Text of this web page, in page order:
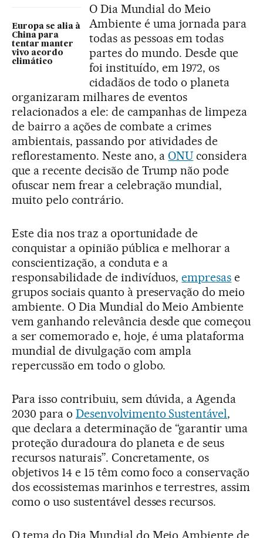
Europa se alia à
China para
tentar manter
vivo acordo
climático
O Dia Mundial do Meio
Ambiente é uma jornada para
todas as pessoas em todas
partes do mundo. Desde que
foi instituído, em 1972, os
cidadãos de todo o planeta
organizaram milhares de eventos
relacionados a ele: de campanhas de limpeza
de bairro a ações de combate a crimes
ambientais, passando por atividades de
reflorestamento. Neste ano, a ONU considera
que a recente decisão de Trump não pode
ofuscar nem frear a celebração mundial,
muito pelo contrário.
Este dia nos traz a oportunidade de
conquistar a opinião pública e melhorar a
conscientização, a conduta e a
responsabilidade de indivíduos,empresas e
grupos sociais quanto à preservação do meio
ambiente. O Dia Mundial do Meio Ambiente
vem ganhando relevância desde que começou
a ser comemorado e, hoje, é uma plataforma
mundial de divulgação com ampla
repercussão em todo o globo.
Para isso contribuiu, sem dúvida, a Agenda
2030 para o Desenvolvimento Sustentável,
que declara a determinação de “garantir uma
proteção duradoura do planeta e de seus
recursos naturais”. Concretamente, os
objetivos 14 e 15 têm como foco a conservação
dos ecossistemas marinhos e terrestres, assim
como o uso sustentável desses recursos.
O tema do Dia Mundial do Meio Ambiente de